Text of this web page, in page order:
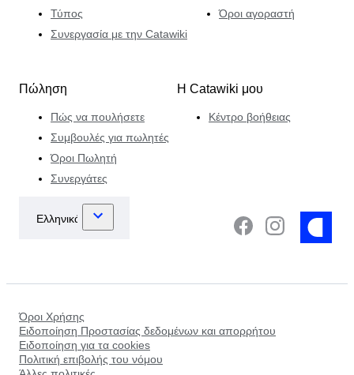
Τύπος
Συνεργασία με την Catawiki
Όροι αγοραστή
Πώληση
Πώς να πουλήσετε
Συμβουλές για πωλητές
Όροι Πωλητή
Συνεργάτες
Η Catawiki μου
Κέντρο βοήθειας
Όροι Χρήσης
Ειδοποίηση Προστασίας δεδομένων και απορρήτου
Ειδοποίηση για τα cookies
Πολιτική επιβολής του νόμου